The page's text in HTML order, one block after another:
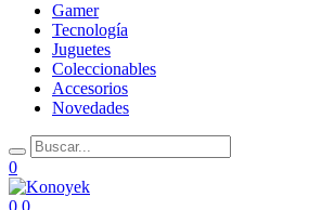
Gamer
Tecnología
Juguetes
Coleccionables
Accesorios
Novedades
0
0 0